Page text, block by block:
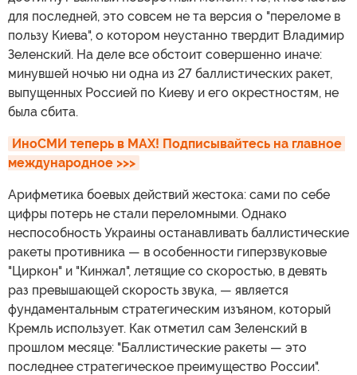
для последней, это совсем не та версия о "переломе в
пользу Киева", о котором неустанно твердит Владимир
Зеленский. На деле все обстоит совершенно иначе:
минувшей ночью ни одна из 27 баллистических ракет,
выпущенных Россией по Киеву и его окрестностям, не
была сбита.
ИноСМИ теперь в MAX! Подписывайтесь на главное
международное >>>
Арифметика боевых действий жестока: сами по себе
цифры потерь не стали переломными. Однако
неспособность Украины останавливать баллистические
ракеты противника — в особенности гиперзвуковые
"Циркон" и "Кинжал", летящие со скоростью, в девять
раз превышающей скорость звука, — является
фундаментальным стратегическим изъяном, который
Кремль использует. Как отметил сам Зеленский в
прошлом месяце: "Баллистические ракеты — это
последнее стратегическое преимущество России".